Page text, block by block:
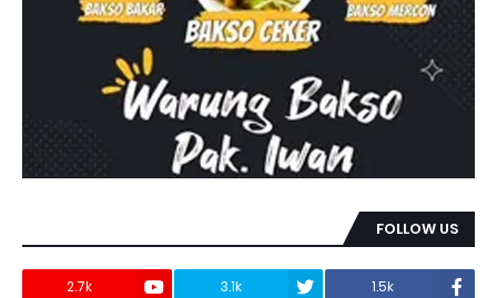
FOLLOW US
1.5k
3.1k
2.7k